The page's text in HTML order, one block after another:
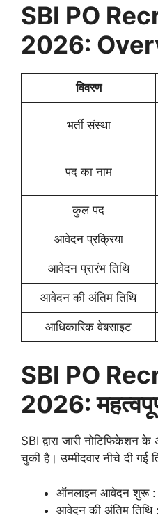
SBI PO
2026:
विवरण
भर्ती संस्था
पद का नाम
कुल पद
आवेदन प्रक्रिया
आवेदन प्रारंभ तिथि
आवेदन की अंतिम तिथि
आधिकारिक वेबसाइट
SBI PO
2026:
SBI द्वारा जारी नोटिफिकेशन
चुकी है। उम्मीदवार नीचे दी गई
ऑनलाइन आवेदन शुरू :
आवेदन की अंतिम तिथि :